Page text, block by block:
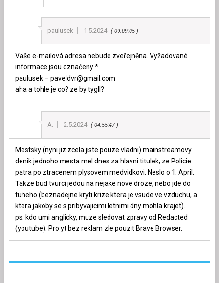
paulusek 1.5.2024 09:09:05
Vaše e-mailová adresa nebude zveřejněna. Vyžadované
informace jsou označeny *
paulusek – paveldvr@gmail.com
aha a tohle je co? ze by tygll?
A. 2.5.2024 04:55:47
Mestsky (nyni jiz zcela jiste pouze vladni) mainstreamovy
denik jednoho mesta mel dnes za hlavni titulek, ze Policie
patra po ztracenem plysovem medvidkovi. Neslo o 1. April.
Takze bud tvurci jedou na nejake nove droze, nebo jde do
tuheho (beznadejne kryti krize ktera je vsude ve vzduchu, a
ktera jakoby se s pribyvajicimi letnimi dny mohla krajet).
ps: kdo umi anglicky, muze sledovat zpravy od Redacted
(youtube). Pro yt bez reklam zle pouzit Brave Browser.